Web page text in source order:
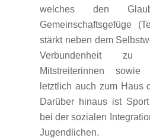
welches den
Gemeinschaftsgefüge
stärkt neben dem
Verbundenheit zu
Mitstreiterinnen sowie
letztlich auch zum Haus
Darüber hinaus ist
bei der sozialen
Jugendlichen.